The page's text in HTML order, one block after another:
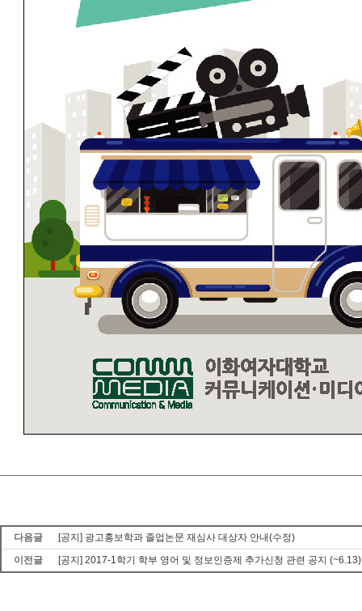
다음글
[공지] 광고홍보학과 졸업논문 재심사 대상자 안내(수정)
이전글
[공지] 2017-1학기 학부 영어 및 정보인증제 추가신청 관련 공지 (~6.13)